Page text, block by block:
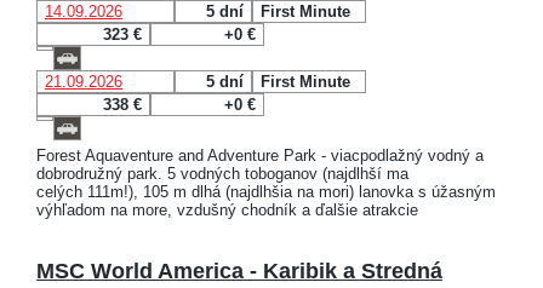
14.09.2026 5 dní
First Minute
323 €
+0 €
21.09.2026 5 dní
First Minute
338 €
+0 €
Forest Aquaventure and Adventure Park - viacpodlažný vodný a
dobrodružný park. 5 vodných toboganov (najdlhší ma
celých 111m!), 105 m dlhá (najdlhšia na mori) lanovka s úžasným
výhľadom na more, vzdušný chodník a ďalšie atrakcie
MSC World America - Karibik a Stredná